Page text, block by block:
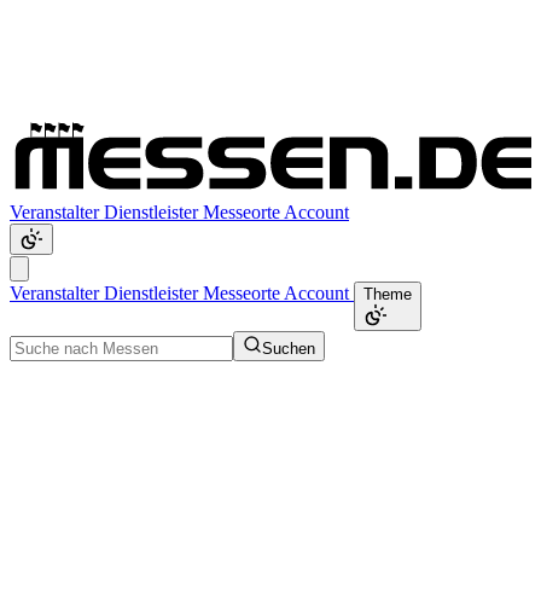
VeranstalterDienstleisterMesseorte Account
VeranstalterDienstleisterMesseorte Account Theme
Suchen